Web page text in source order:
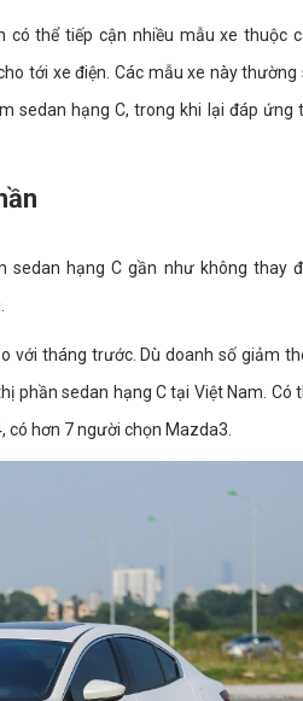
có thể tiếp cận nhiều mẫu xe thuộc
tới xe điện. Các mẫu xe này thường
sedan hạng C, trong khi lại đáp ứng
hạng C gần như không thay
với tháng trước. Dù doanh số giảm
phần sedan hạng C tại Việt Nam. Có
có hơn 7 người chọn Mazda3.